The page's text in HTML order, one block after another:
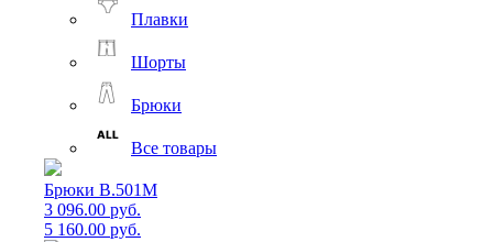
Плавки
Шорты
Брюки
Все товары
Брюки B.501M
3 096.00 руб.
5 160.00 руб.